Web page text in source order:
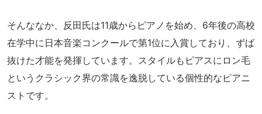
そんななか、反田氏は11歳からピアノを始め、6年後の高校
在学中に日本音楽コンクールで第1位に入賞しており、ずば
抜けた才能を発揮しています。スタイルもピアスにロン毛
というクラシック界の常識を逸脱している個性的なピアニ
ストです。